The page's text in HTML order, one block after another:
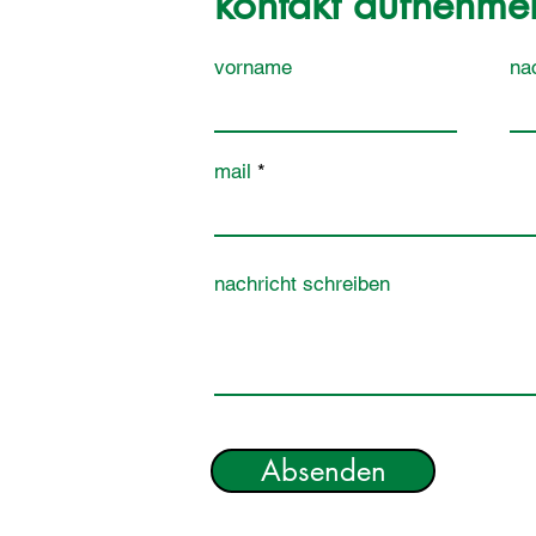
vorname
mail
nachricht schreiben
Absenden